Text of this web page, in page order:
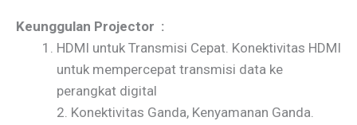
Keunggulan Projector :
HDMI untuk Transmisi Cepat. Konektivitas HDMI
untuk mempercepat transmisi data ke
perangkat digital
2. Konektivitas Ganda, Kenyamanan Ganda.